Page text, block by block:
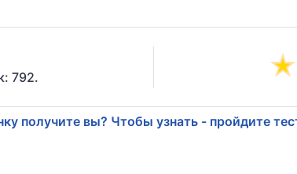
792.
получите вы? Чтобы узнать - пройдите